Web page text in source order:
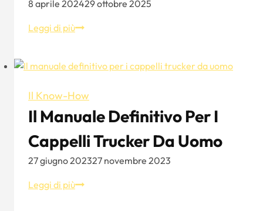
8 aprile 202429 ottobre 2025
Leggi di piùConsigli
per
cappello
a
dalla
scelta
stile
Il Know-How
Il Manuale Definitivo Per I
Cappelli Trucker Da Uomo
27 giugno 202327 novembre 2023
Leggi di piùIl